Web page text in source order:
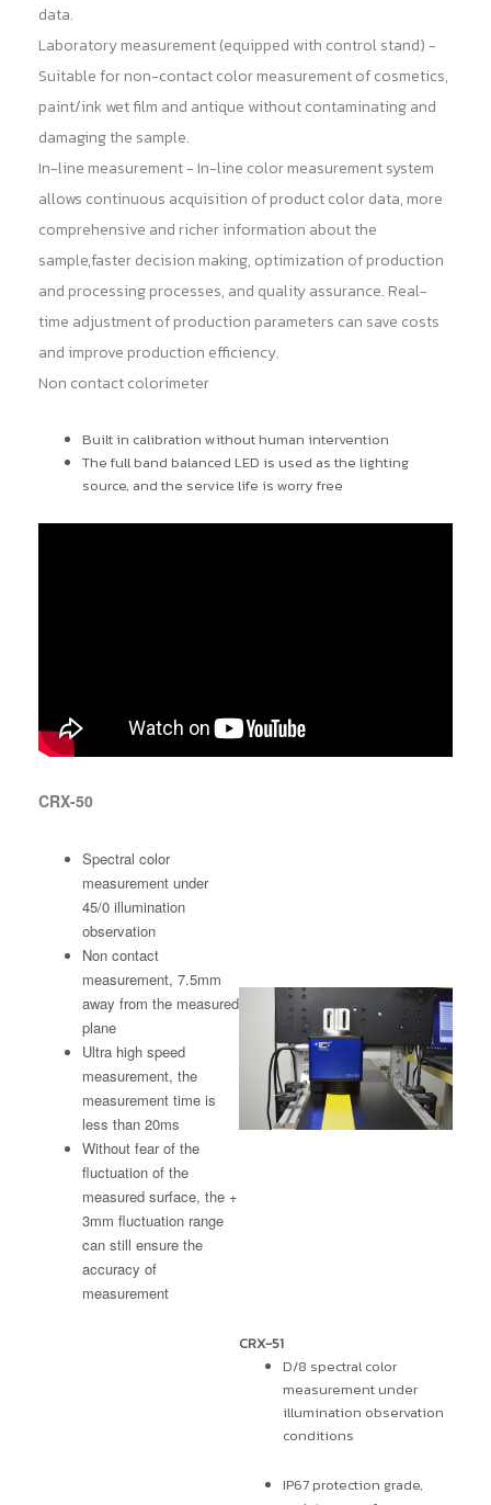
data.
Laboratory measurement (equipped with control stand) -
Suitable for non-contact color measurement of cosmetics,
paint/ink wet film and antique without contaminating and
damaging the sample.
In-line measurement - In-line color measurement system
allows continuous acquisition of product color data, more
comprehensive and richer information about the
sample,faster decision making, optimization of production
and processing processes, and quality assurance. Real-
time adjustment of production parameters can save costs
and improve production efficiency.
Non contact colorimeter
Built in calibration without human intervention
The full band balanced LED is used as the lighting
source, and the service life is worry free
CRX-50
Spectral color
measurement under
45/0 illumination
observation
Non contact
measurement, 7.5mm
away from the measured
plane
Ultra high speed
measurement, the
measurement time is
less than 20ms
Without fear of the
fluctuation of the
measured surface, the +
3mm fluctuation range
can still ensure the
accuracy of
measurement
CRX-51
D/8 spectral color
measurement under
illumination observation
conditions
IP67 protection grade,